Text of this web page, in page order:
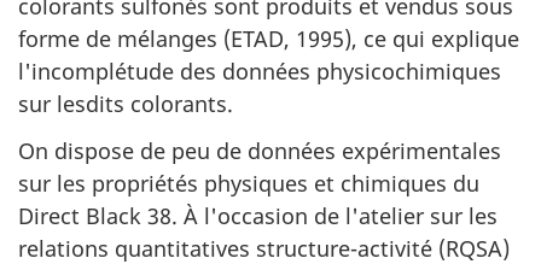
colorants sulfonés sont produits et vendus sous
forme de mélanges (ETAD, 1995), ce qui explique
l'incomplétude des données physico­chimiques
sur lesdits colorants.
On dispose de peu de données expérimentales
sur les propriétés physiques et chimiques du
Direct Black 38. À l'occasion de l'atelier sur les
relations quantitatives structure-activité (RQSA)